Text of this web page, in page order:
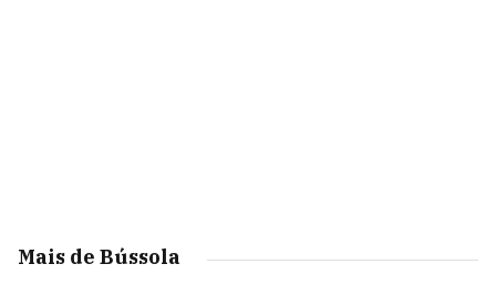
Mais de Bússola